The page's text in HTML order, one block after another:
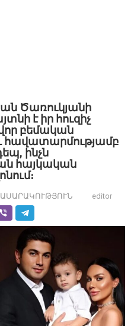
Ծառուկյանի
է իր հուզիչ
բեմական
հավատարմությամբ
ինչն
հայկական
editor